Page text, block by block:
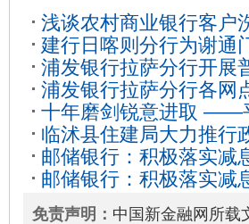
浅谈农村商业银行客户
议2023-04-24
建行日喀则分行为谢通
目”2023-07-13
浦发银行拉萨分行开展
2023-06-02
浦发银行拉萨分行各网
十年磨剑锐意进取 ——
11-08
临沭县住建局大力推行
13
邮储银行：积极落实减
2023-03-16
邮储银行：积极落实减
2023-03-17
免责声明： 中国新金融网所载